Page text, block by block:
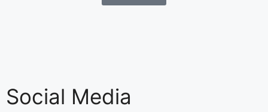
Social Media